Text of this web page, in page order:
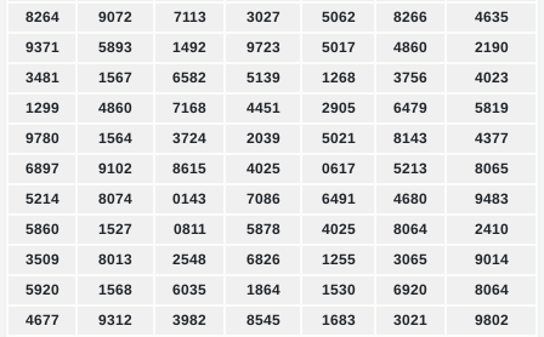
8264
9072 7113 3027 5062 8266
4635
9371
5893 1492 9723 5017 4860
2190
3481
1567 6582 5139 1268 3756
4023
1299
4860 7168 4451 2905 6479
5819
9780
1564 3724 2039 5021 8143
4377
6897
9102 8615 4025 0617 5213
8065
5214
8074 0143 7086 6491 4680
9483
5860
1527 0811 5878 4025 8064
2410
3509
8013 2548 6826 1255 3065
9014
5920
1568 6035 1864 1530 6920
8064
4677
9312 3982 8545 1683 3021
9802